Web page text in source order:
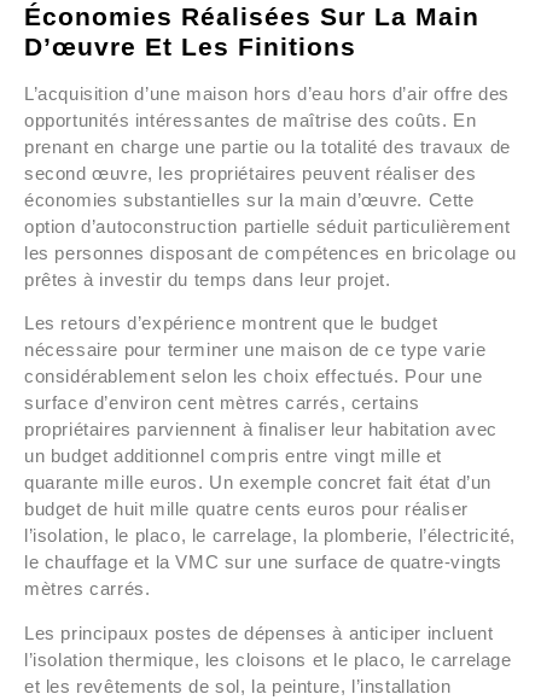
Économies Réalisées Sur La Main
D’œuvre Et Les Finitions
L’acquisition d’une maison hors d’eau hors d’air offre des
opportunités intéressantes de maîtrise des coûts. En
prenant en charge une partie ou la totalité des travaux de
second œuvre, les propriétaires peuvent réaliser des
économies substantielles sur la main d’œuvre. Cette
option d’autoconstruction partielle séduit particulièrement
les personnes disposant de compétences en bricolage ou
prêtes à investir du temps dans leur projet.
Les retours d’expérience montrent que le budget
nécessaire pour terminer une maison de ce type varie
considérablement selon les choix effectués. Pour une
surface d’environ cent mètres carrés, certains
propriétaires parviennent à finaliser leur habitation avec
un budget additionnel compris entre vingt mille et
quarante mille euros. Un exemple concret fait état d’un
budget de huit mille quatre cents euros pour réaliser
l’isolation, le placo, le carrelage, la plomberie, l’électricité,
le chauffage et la VMC sur une surface de quatre-vingts
mètres carrés.
Les principaux postes de dépenses à anticiper incluent
l’isolation thermique, les cloisons et le placo, le carrelage
et les revêtements de sol, la peinture, l’installation